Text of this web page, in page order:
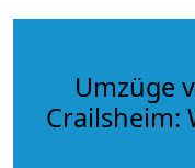
Umzüge
Crailsheim: